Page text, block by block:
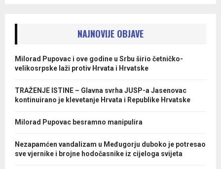
NAJNOVIJE OBJAVE
Milorad Pupovac i ove godine u Srbu širio četničko-
velikosrpske laži protiv Hrvata i Hrvatske
TRAŽENJE ISTINE – Glavna svrha JUSP-a Jasenovac
kontinuirano je klevetanje Hrvata i Republike Hrvatske
Milorad Pupovac besramno manipulira
Nezapamćen vandalizam u Međugorju duboko je potresao
sve vjernike i brojne hodočasnike iz cijeloga svijeta